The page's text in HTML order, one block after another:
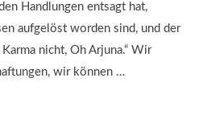
Handlungen entsagt hat,
aufgelöst worden sind, und der
nicht, Oh Arjuna.“ Wir
wir können …